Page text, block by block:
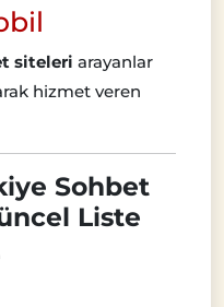
siteleri arayanlar
hizmet veren
Sohbet
Liste